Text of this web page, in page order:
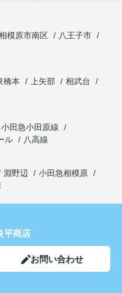
模原市南区
八王子市
橋本 上矢部
相武台
小田急小田原線
ル
八高線
淵野辺
小田急相模原
平商店
お問い合わせ